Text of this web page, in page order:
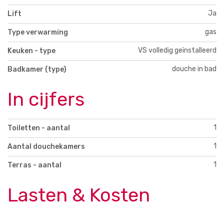
Lift Ja
Type verwarming gas
Keuken - type VS volledig geïnstalleerd
Badkamer (type) douche in bad
In cijfers
Toiletten - aantal 1
Aantal douchekamers 1
Terras - aantal 1
Lasten & Kosten